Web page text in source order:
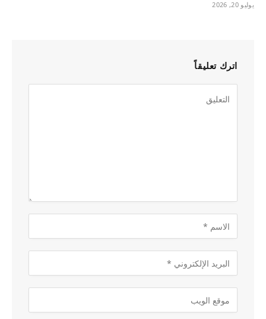
يوليو 20, 2026
اترك تعليقاً